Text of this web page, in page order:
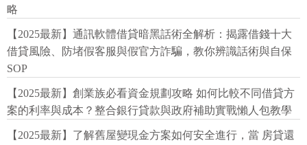
略
【2025最新】通訊軟體借貸暗黑話術全解析：揭露借錢十大
借貸風險、防堵假客服與假官方詐騙，教你辨識話術與自保
SOP
【2025最新】創業族必看資金規劃攻略 如何比較不同借貸方
案的利率與成本？整合銀行貸款與政府補助實戰懶人包教學
【2025最新】了解舊屋變現金方案如何安全進行，當 房貸還